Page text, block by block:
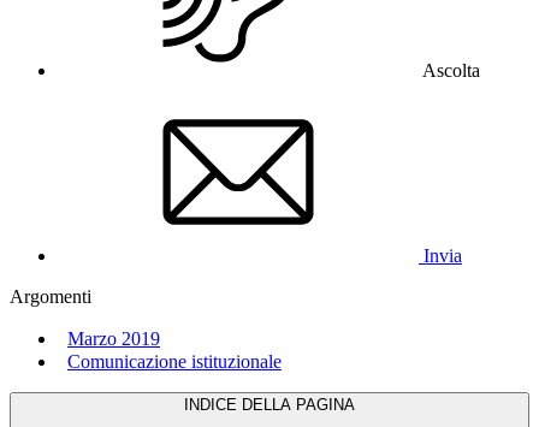
Ascolta
Invia
Argomenti
Marzo 2019
Comunicazione istituzionale
INDICE DELLA PAGINA